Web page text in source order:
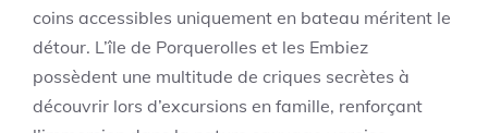
coins accessibles uniquement en bateau méritent le
détour. L’île de Porquerolles et les Embiez
possèdent une multitude de criques secrètes à
découvrir lors d’excursions en famille, renforçant